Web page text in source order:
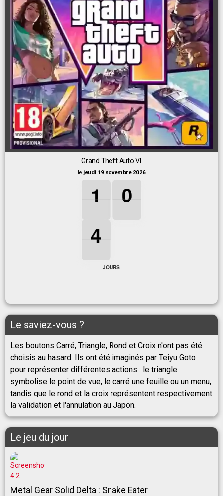
Grand Theft Auto VI
le jeudi 19 novembre 2026
1
1
1
1 0
0
0
0
4
4
4
4
JOURS
Le saviez-vous ?
Les boutons Carré, Triangle, Rond et Croix n'ont pas été
choisis au hasard. Ils ont été imaginés par Teiyu Goto
pour représenter différentes actions : le triangle
symbolise le point de vue, le carré une feuille ou un menu,
tandis que le rond et la croix représentent respectivement
la validation et l'annulation au Japon.
Le jeu du jour
Metal Gear Solid Delta : Snake Eater